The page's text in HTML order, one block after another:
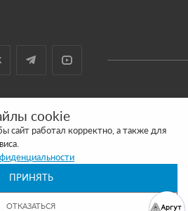
ПРОДВИГАЕТСЯ В SITE UP
ЧТО ВСЯ ИНФОРМАЦИЯ РАЗМЕЩЕННАЯ НА
ИНФОРМАЦИОННЫЙ ХАРАКТЕР И НЕ
ОПРЕДЕЛЯЕМОЙ ПОЛОЖЕНИЯМИ СТАТЬИ 437
cookie
сайт работал корректно, а также для
ПРИНЯТЬ
ОТКАЗАТЬСЯ